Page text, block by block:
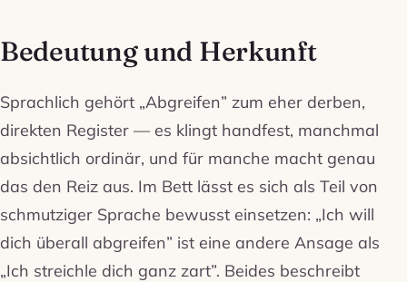
Bedeutung und Herkunft
Sprachlich gehört „Abgreifen” zum eher derben,
direkten Register — es klingt handfest, manchmal
absichtlich ordinär, und für manche macht genau
das den Reiz aus. Im Bett lässt es sich als Teil von
schmutziger Sprache bewusst einsetzen: „Ich will
dich überall abgreifen” ist eine andere Ansage als
„Ich streichle dich ganz zart”. Beides beschreibt